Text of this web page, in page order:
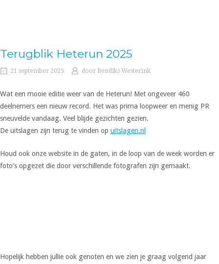
Terugblik Heterun 2025
21 september 2025 door Bendiks Westerink
Wat een mooie editie weer van de Heterun! Met ongeveer 460
deelnemers een nieuw record. Het was prima loopweer en menig PR
sneuvelde vandaag. Veel blijde gezichten gezien.
De uitslagen zijn terug te vinden op uitslagen.nl
Houd ook onze website in de gaten, in de loop van de week worden er
foto’s opgezet die door verschillende fotografen zijn gemaakt.
Hopelijk hebben jullie ook genoten en we zien je graag volgend jaar